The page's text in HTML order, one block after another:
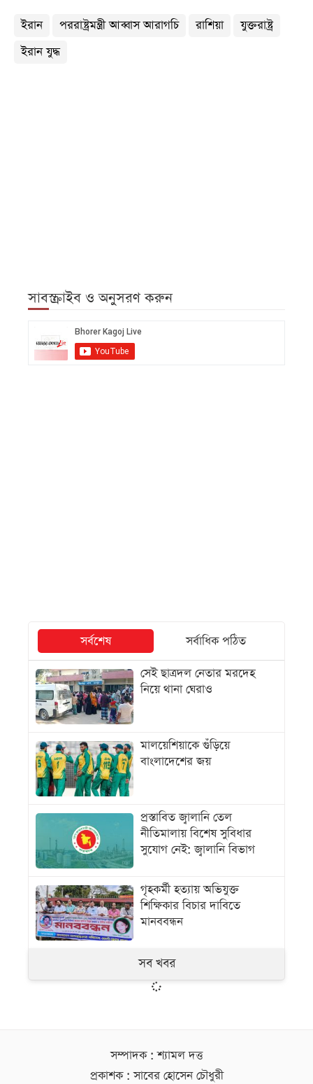
ইরান পররাষ্ট্রমন্ত্রী আব্বাস আরাগচি রাশিয়া
যুক্তরাষ্ট্র
ইরান যুদ্ধ
সাবস্ক্রাইব ও অনুসরণ করুন
সর্বশেষ
সর্বাধিক পঠিত
সেই ছাত্রদল নেতার মরদেহ
নিয়ে থানা ঘেরাও
মালয়েশিয়াকে গুঁড়িয়ে
বাংলাদেশের জয়
প্রস্তাবিত জ্বালানি তেল
নীতিমালায় বিশেষ সুবিধার
সুযোগ নেই: জ্বালানি বিভাগ
গৃহকর্মী হত্যায় অভিযুক্ত
শিক্ষিকার বিচার দাবিতে
মানববন্ধন
সব খবর
সম্পাদক : শ্যামল দত্ত
প্রকাশক : সাবের হোসেন চৌধুরী